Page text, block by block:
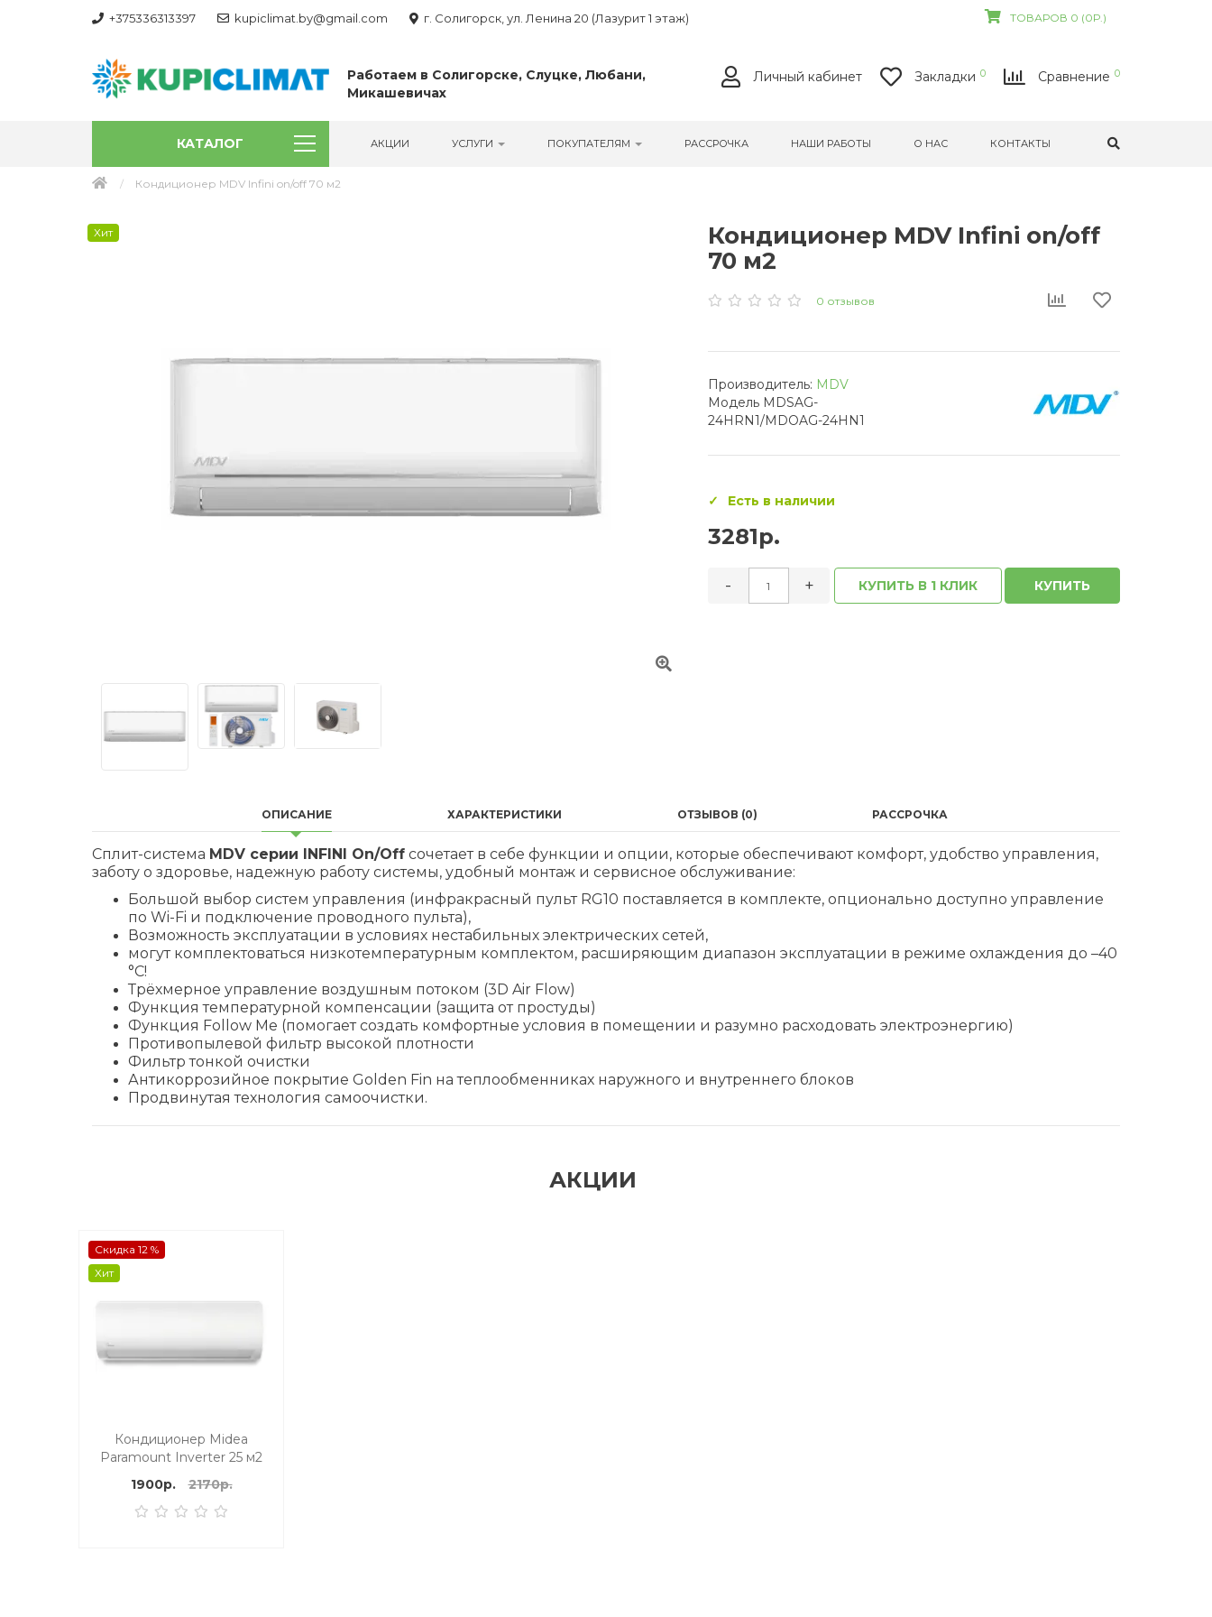
+375336313397 kupiclimat.by@gmail.com г. Солигорск, ул. Ленина 20 (Лазурит 1 этаж) ТОВАРОВ 0 (0Р.)
Работаем в Солигорске, Слуцке, Любани,
Микашевичах
Личный кабинет Закладки 0 Сравнение 0
КАТАЛОГ АКЦИИ УСЛУГИ ПОКУПАТЕЛЯМ РАССРОЧКА НАШИ РАБОТЫ О НАС КОНТАКТЫ
Кондиционер MDV Infini on/off 70 м2
Хит
Кондиционер MDV Infini on/off
70 м2
0 отзывов
Производитель: MDV
Модель MDSAG-
24HRN1/MDOAG-24HN1
Есть в наличии
3281р.
- + КУПИТЬ В 1 КЛИК КУПИТЬ
ОПИСАНИЕ ХАРАКТЕРИСТИКИ ОТЗЫВОВ (0) РАССРОЧКА
Сплит-система MDV серии INFINI On/Off сочетает в себе функции и опции, которые обеспечивают комфорт, удобство управления,
заботу о здоровье, надежную работу системы, удобный монтаж и сервисное обслуживание:
Большой выбор систем управления (инфракрасный пульт RG10 поставляется в комплекте, опционально доступно управление
по Wi-Fi и подключение проводного пульта),
Возможность эксплуатации в условиях нестабильных электрических сетей,
могут комплектоваться низкотемпературным комплектом, расширяющим диапазон эксплуатации в режиме охлаждения до –40
°C!
Трёхмерное управление воздушным потоком (3D Air Flow)
Функция температурной компенсации (защита от простуды)
Функция Follow Me (помогает создать комфортные условия в помещении и разумно расходовать электроэнергию)
Противопылевой фильтр высокой плотности
Фильтр тонкой очистки
Антикоррозийное покрытие Golden Fin на теплообменниках наружного и внутреннего блоков
Продвинутая технология самоочистки.
АКЦИИ
Скидка 12 %
Хит
Кондиционер Midea
Paramount Inverter 25 м2
1900р.
2170р.